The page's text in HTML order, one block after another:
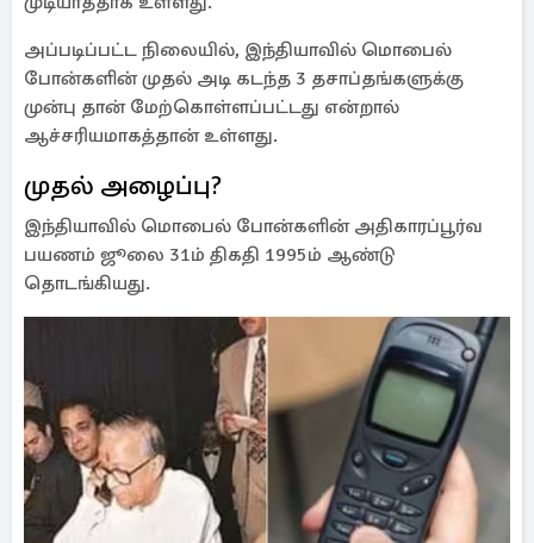
அப்படிப்பட்ட நிலையில், இந்தியாவில் மொபைல்
போன்களின் முதல் அடி கடந்த 3 தசாப்தங்களுக்கு
முன்பு தான் மேற்கொள்ளப்பட்டது என்றால்
ஆச்சரியமாகத்தான் உள்ளது.
முதல் அழைப்பு?
இந்தியாவில் மொபைல் போன்களின் அதிகாரப்பூர்வ
பயணம் ஜூலை 31ம் திகதி 1995ம் ஆண்டு
தொடங்கியது.